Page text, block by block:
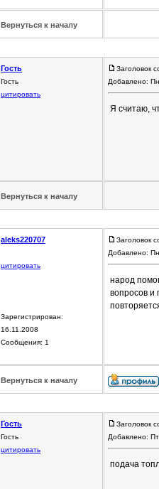
Вернуться к началу
Гость
Гость
цитировать
Заголовок
Добавлено:
Я считаю,
Вернуться к началу
aleks220707
цитировать
Зарегистрирован:
16.11.2008
Сообщения: 1
Заголовок
Добавлено:
народ
вопросов и
Вернуться к началу
Гость
Гость
цитировать
Заголовок
Добавлено:
подача